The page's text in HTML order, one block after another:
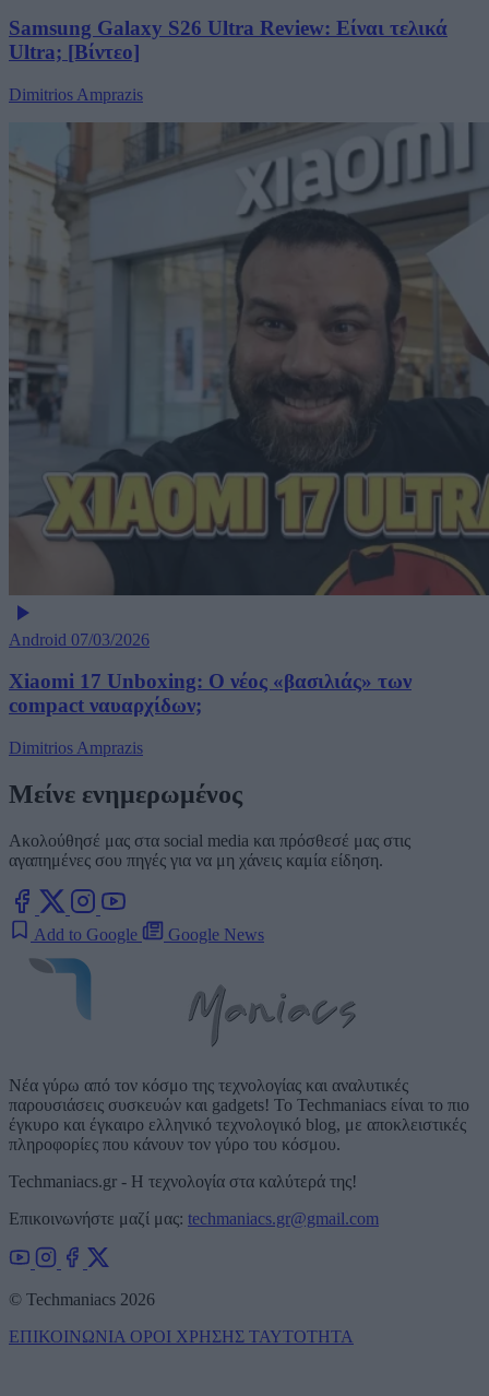
Samsung Galaxy S26 Ultra Review: Είναι τελικά
Ultra; [Βίντεο]
Dimitrios Amprazis
Android 07/03/2026
Xiaomi 17 Unboxing: Ο νέος «βασιλιάς» των
compact ναυαρχίδων;
Dimitrios Amprazis
Μείνε ενημερωμένος
Ακολούθησέ μας στα social media και πρόσθεσέ μας στις
αγαπημένες σου πηγές για να μη χάνεις καμία είδηση.
Add to Google Google News
Νέα γύρω από τον κόσμο της τεχνολογίας και αναλυτικές
παρουσιάσεις συσκευών και gadgets! Το Techmaniacs είναι το πιο
έγκυρο και έγκαιρο ελληνικό τεχνολογικό blog, με αποκλειστικές
πληροφορίες που κάνουν τον γύρο του κόσμου.
Techmaniacs.gr - Η τεχνολογία στα καλύτερά της!
Επικοινωνήστε μαζί μας: techmaniacs.gr@gmail.com
© Techmaniacs 2026
ΕΠΙΚΟΙΝΩΝΙΑ ΟΡΟΙ ΧΡΗΣΗΣ ΤΑΥΤΟΤΗΤΑ